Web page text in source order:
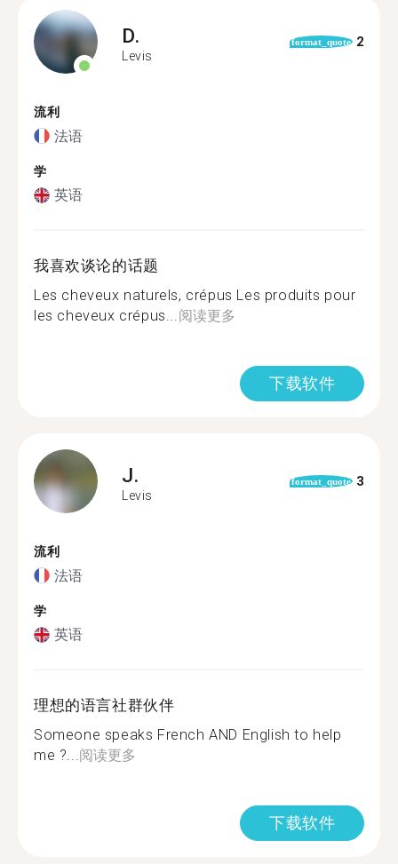
D.
Levis
format_quote 2
流利
法语
学
英语
我喜欢谈论的话题
Les cheveux naturels, crépus Les produits pour
les cheveux crépus...阅读更多
下载软件
J.
Levis
format_quote 3
流利
法语
学
英语
理想的语言社群伙伴
Someone speaks French AND English to help
me ?...阅读更多
下载软件